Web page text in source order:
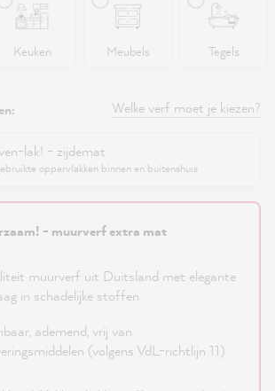
Keuken Meubels Tegels
Welke verf moet je kiezen?
lak! - zijdemat
oppervlakken binnen en buitenshuis
- muurverf extra mat
muurverf uit Duitsland met elegante
in schadelijke stoffen
ademend, vrij van
(volgens VdL-richtlijn 11)